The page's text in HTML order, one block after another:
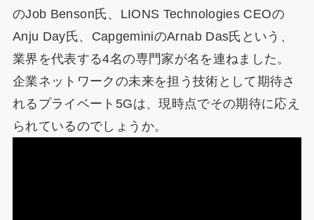
のJob Benson氏、LIONS Technologies CEOの
Anju Day氏、CapgeminiのArnab Das氏という、
業界を代表する4名の専門家が名を連ねました。
企業ネットワークの未来を担う技術として期待さ
れるプライベート5Gは、現時点でその期待に応え
られているのでしょうか。